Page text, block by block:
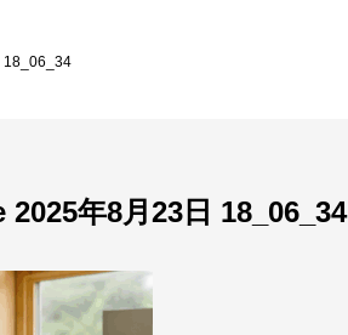
18_06_34
年8月23日 18_06_34